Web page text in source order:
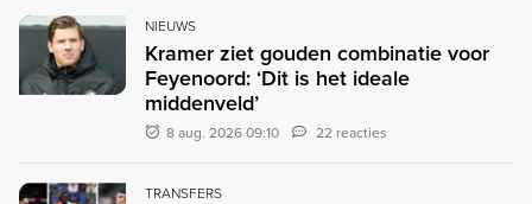
NIEUWS
Kramer ziet gouden combinatie voor
Feyenoord: ‘Dit is het ideale
middenveld’
8 aug. 2026 09:10 22 reacties
TRANSFERS